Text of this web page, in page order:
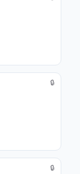
🔒
🔒